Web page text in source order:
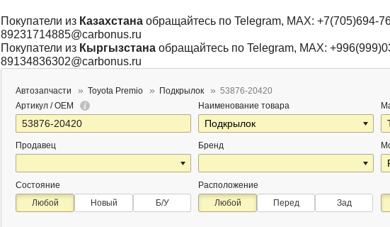
Покупатели из Казахстана обращайтесь по Telegram, MAX: +7(705)694-
89231714885@carbonus.ru
Покупатели из Кыргызстана обращайтесь по Telegram, MAX:
89134836302@carbonus.ru
Автозапчасти Toyota Premio Подкрылок
53876-20420
Артикул / OEM
Продавец
Наименование товара
Бренд
Состояние
Любой
Новый Б/У
Расположение
Любой
Перед Зад